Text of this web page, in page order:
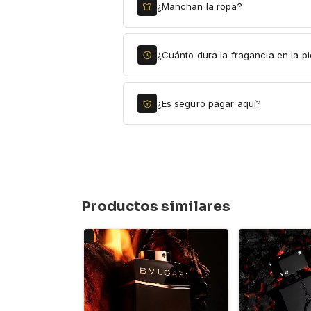
¿Manchan la ropa?
¿Cuánto dura la fragancia en la
¿Es seguro pagar aquí?
Productos similares